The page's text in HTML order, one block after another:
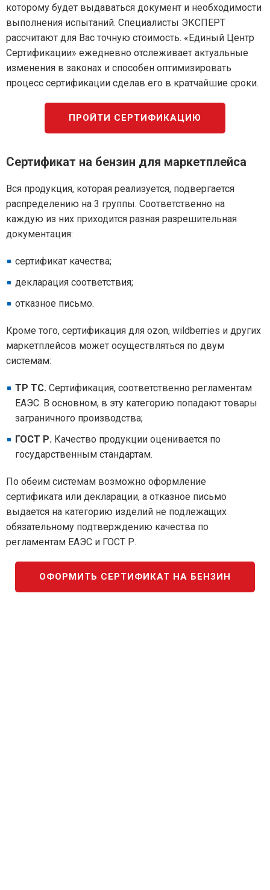
которому будет выдаваться документ и необходимости
выполнения испытаний. Специалисты ЭКСПЕРТ
рассчитают для Вас точную стоимость. «Единый Центр
Сертификации» ежедневно отслеживает актуальные
изменения в законах и способен оптимизировать
процесс сертификации сделав его в кратчайшие сроки.
ПРОЙТИ СЕРТИФИКАЦИЮ
Сертификат на бензин для маркетплейса
Вся продукция, которая реализуется, подвергается
распределению на 3 группы. Соответственно на
каждую из них приходится разная разрешительная
документация:
сертификат качества;
декларация соответствия;
отказное письмо.
Кроме того, сертификация для ozon, wildberries и других
маркетплейсов может осуществляться по двум
системам:
ТР ТС. Сертификация, соответственно регламентам
ЕАЭС. В основном, в эту категорию попадают товары
заграничного производства;
ГОСТ Р. Качество продукции оценивается по
государственным стандартам.
По обеим системам возможно оформление
сертификата или декларации, а отказное письмо
выдается на категорию изделий не подлежащих
обязательному подтверждению качества по
регламентам ЕАЭС и ГОСТ Р.
ОФОРМИТЬ СЕРТИФИКАТ НА БЕНЗИН